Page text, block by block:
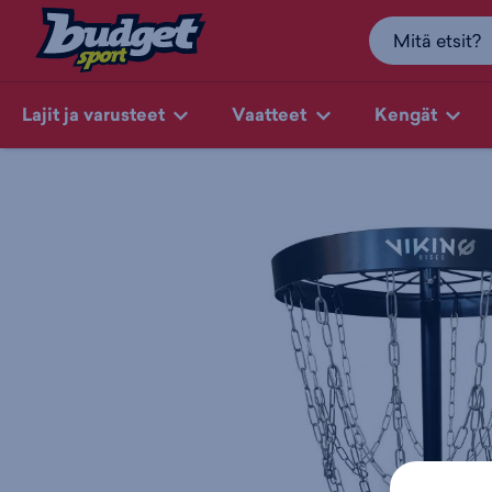
Lajit ja varusteet Vaatteet Kengät